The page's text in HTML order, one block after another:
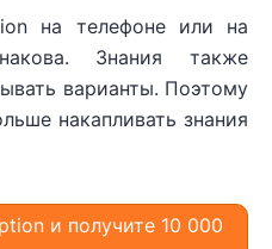
на телефоне или на
Знания также
варианты. Поэтому
накапливать знания
и получите 10 000